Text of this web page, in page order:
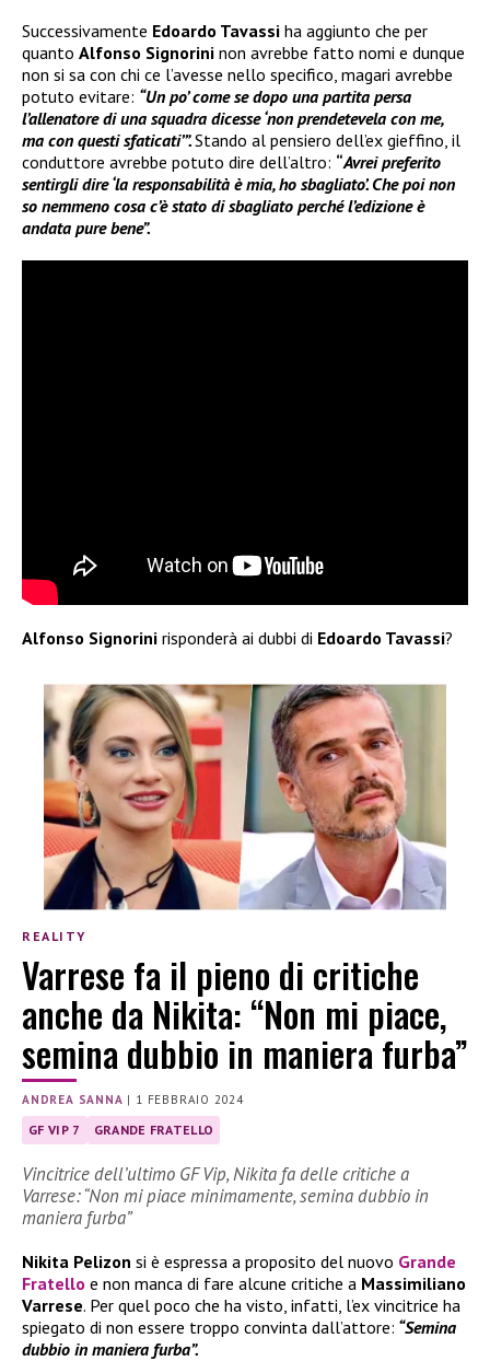
Successivamente Edoardo Tavassi ha aggiunto che per
quanto Alfonso Signorini non avrebbe fatto nomi e dunque
non si sa con chi ce l’avesse nello specifico, magari avrebbe
potuto evitare: “Un po’ come se dopo una partita persa
l’allenatore di una squadra dicesse ‘non prendetevela con me,
ma con questi sfaticati’”.Stando al pensiero dell’ex gieffino, il
conduttore avrebbe potuto dire dell’altro: “Avrei preferito
sentirgli dire ‘la responsabilità è mia, ho sbagliato’. Che poi non
so nemmeno cosa c’è stato di sbagliato perché l’edizione è
andata pure bene”.
Alfonso Signorini risponderà ai dubbi di Edoardo Tavassi?
REALITY
Varrese fa il pieno di critiche
anche da Nikita: “Non mi piace,
semina dubbio in maniera furba”
ANDREA SANNA | 1 FEBBRAIO 2024
GF VIP 7 GRANDE FRATELLO
Vincitrice dell’ultimo GF Vip, Nikita fa delle critiche a
Varrese: “Non mi piace minimamente, semina dubbio in
maniera furba”
Nikita Pelizon si è espressa a proposito del nuovo Grande
Fratello e non manca di fare alcune critiche a Massimiliano
Varrese. Per quel poco che ha visto, infatti, l’ex vincitrice ha
spiegato di non essere troppo convinta dall’attore: “Semina
dubbio in maniera furba”.